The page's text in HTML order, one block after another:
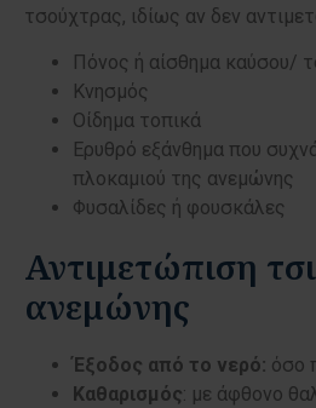
τσούχτρας, ιδίως αν δεν
Πόνος ή αίσθημα καύσου/
Κνησμός
Οίδημα τοπικά
Ερυθρό εξάνθημα που
πλοκαμιού της ανεμώνης
Φυσαλίδες ή φουσκάλες
Αντιμετώπιση
ανεμώνης
Έξοδος από το νερό: όσο
Καθαρισμός: με άφθονο